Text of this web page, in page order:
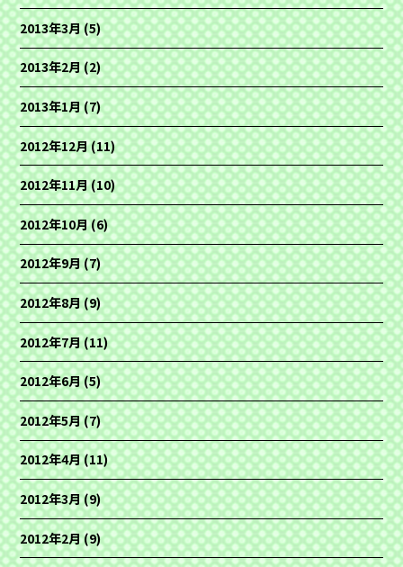
2013年3月(5)
2013年2月(2)
2013年1月(7)
2012年12月(11)
2012年11月(10)
2012年10月(6)
2012年9月(7)
2012年8月(9)
2012年7月(11)
2012年6月(5)
2012年5月(7)
2012年4月(11)
2012年3月(9)
2012年2月(9)